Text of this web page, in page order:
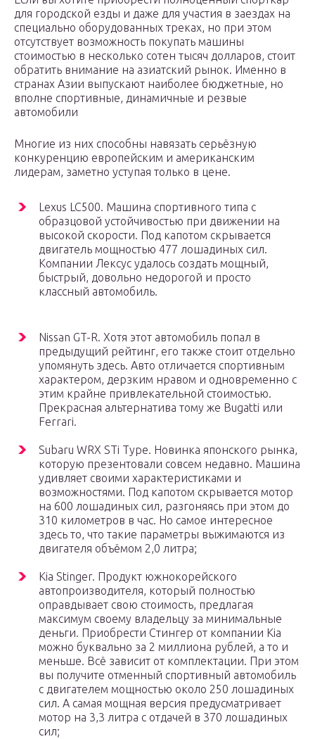
для городской езды и даже для участия в заездах на
специально оборудованных треках, но при этом
отсутствует возможность покупать машины
стоимостью в несколько сотен тысяч долларов, стоит
обратить внимание на азиатский рынок. Именно в
странах Азии выпускают наиболее бюджетные, но
вполне спортивные, динамичные и резвые
автомобили
Многие из них способны навязать серьёзную
конкуренцию европейским и американским
лидерам, заметно уступая только в цене.
Lexus LC500. Машина спортивного типа с
образцовой устойчивостью при движении на
высокой скорости. Под капотом скрывается
двигатель мощностью 477 лошадиных сил.
Компании Лексус удалось создать мощный,
быстрый, довольно недорогой и просто
классный автомобиль.
Nissan GT-R. Хотя этот автомобиль попал в
предыдущий рейтинг, его также стоит отдельно
упомянуть здесь. Авто отличается спортивным
характером, дерзким нравом и одновременно с
этим крайне привлекательной стоимостью.
Прекрасная альтернатива тому же Bugatti или
Ferrari.
Subaru WRX STi Type. Новинка японского рынка,
которую презентовали совсем недавно. Машина
удивляет своими характеристиками и
возможностями. Под капотом скрывается мотор
на 600 лошадиных сил, разгоняясь при этом до
310 километров в час. Но самое интересное
здесь то, что такие параметры выжимаются из
двигателя объёмом 2,0 литра;
Kia Stinger. Продукт южнокорейского
автопроизводителя, который полностью
оправдывает свою стоимость, предлагая
максимум своему владельцу за минимальные
деньги. Приобрести Стингер от компании Kia
можно буквально за 2 миллиона рублей, а то и
меньше. Всё зависит от комплектации. При этом
вы получите отменный спортивный автомобиль
с двигателем мощностью около 250 лошадиных
сил. А самая мощная версия предусматривает
мотор на 3,3 литра с отдачей в 370 лошадиных
сил;